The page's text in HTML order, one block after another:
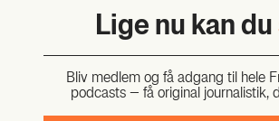
Lige nu kan du
Bliv med­lem og få adgang til hele
podcasts – få ori­gi­nal jour­na­li­stik,